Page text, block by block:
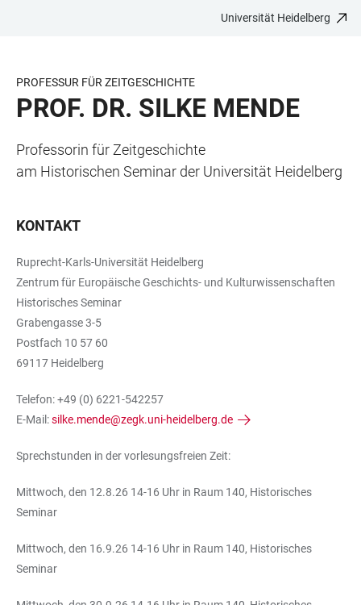
BARRIEREFREIHEIT
Universität Heidelberg
PROFESSUR FÜR ZEITGESCHICHTE
PROF. DR. SILKE MENDE
Professorin für Zeitgeschichte
am Historischen Seminar der Universität Heidelberg
KONTAKT
Ruprecht-Karls-Universität Heidelberg
Zentrum für Europäische Geschichts- und Kulturwissenschaften
Historisches Seminar
Grabengasse 3-5
Postfach 10 57 60
69117 Heidelberg
Telefon: +49 (0) 6221-542257
E-Mail:silke.mende@zegk.uni-heidelberg.de
Sprechstunden in der vorlesungsfreien Zeit:
Mittwoch, den 12.8.26 14-16 Uhr in Raum 140, Historisches
Seminar
Mittwoch, den 16.9.26 14-16 Uhr in Raum 140, Historisches
Seminar